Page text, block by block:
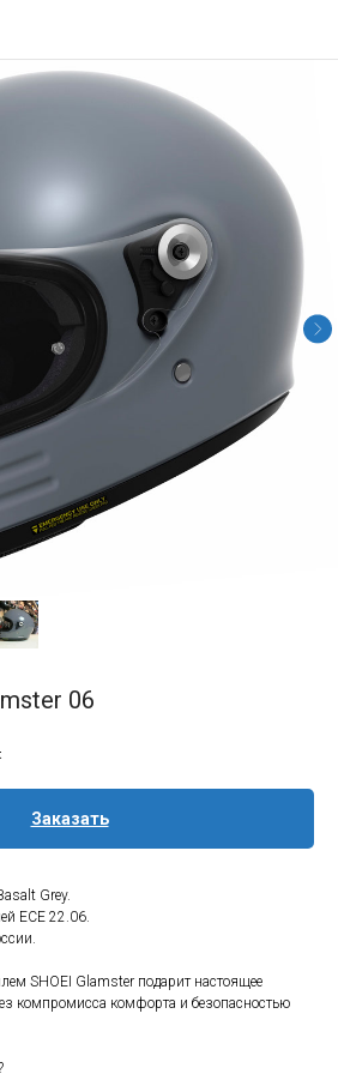
06
Заказать
Grey.
ECE 22.06.
SHOEI Glamster подарит настоящее
компромисса комфорта и безопасностью